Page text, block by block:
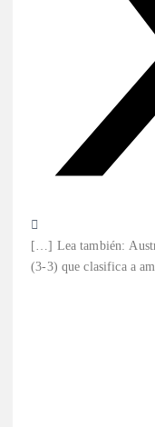
[…] Lea también:
(3-3) que clasifica a